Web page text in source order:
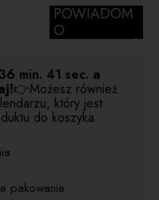
POWIADOM
O
CI
36 min. 40 sec. a
👉Możesz również
który jest
do koszyka.
pakowanie